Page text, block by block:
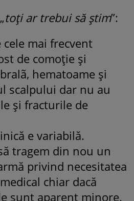
toți ar trebui să știm”:
cele mai frecvent
de comoție și
hematoame și
scalpului dar nu au
și fracturile de
e variabilă.
tragem din nou un
privind necesitatea
chiar dacă
sunt aparent minore.